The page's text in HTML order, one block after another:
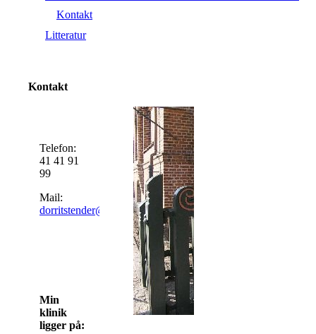
Kontakt
Litteratur
Kontakt
Telefon:
41 41 91
99
Mail:
dorritstender@hotmail.com
Min
klinik
ligger på: